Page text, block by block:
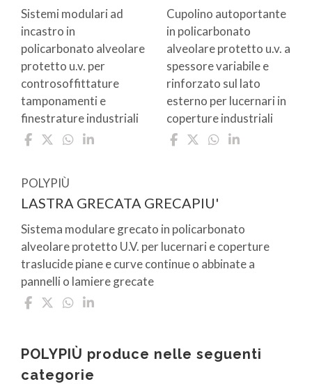
Sistemi modulari ad
incastro in
policarbonato alveolare
protetto u.v. per
controsoffittature
tamponamenti e
finestrature industriali
Cupolino autoportante
in policarbonato
alveolare protetto u.v. a
spessore variabile e
rinforzato sul lato
esterno per lucernari in
coperture industriali
POLYPIÙ
LASTRA GRECATA GRECAPIU'
Sistema modulare grecato in policarbonato
alveolare protetto U.V. per lucernari e coperture
traslucide piane e curve continue o abbinate a
pannelli o lamiere grecate
POLYPIÙ produce nelle seguenti
categorie